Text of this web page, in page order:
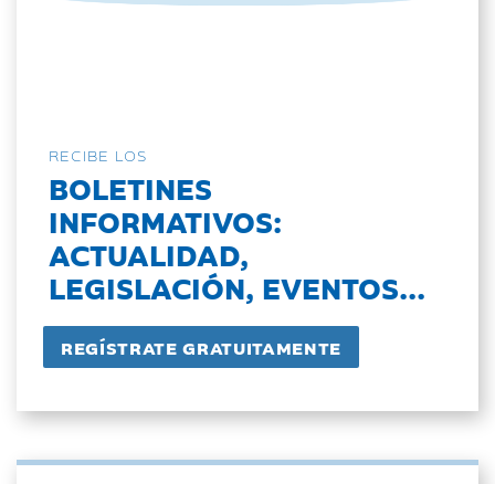
RECIBE LOS
BOLETINES
INFORMATIVOS:
ACTUALIDAD,
LEGISLACIÓN, EVENTOS...